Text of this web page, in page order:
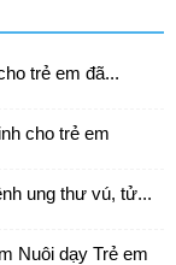
trẻ em đã...
cho trẻ em
ung thư vú, tử...
Nuôi dạy Trẻ em